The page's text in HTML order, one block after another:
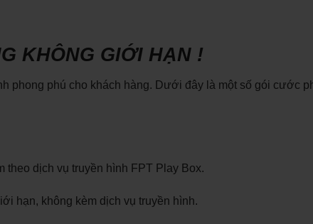
KHÔNG GIỚI HẠN !
phong phú cho khách hàng. Dưới đây là một số gói cước
theo dịch vụ truyền hình FPT Play Box.
hạn, không kèm dịch vụ truyền hình.